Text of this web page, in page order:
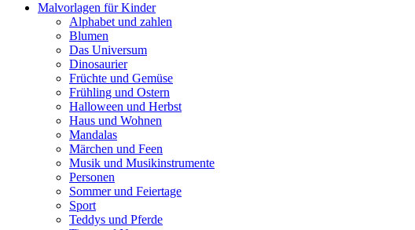
Malvorlagen für Kinder
Alphabet und zahlen
Blumen
Das Universum
Dinosaurier
Früchte und Gemüse
Frühling und Ostern
Halloween und Herbst
Haus und Wohnen
Mandalas
Märchen und Feen
Musik und Musikinstrumente
Personen
Sommer und Feiertage
Sport
Teddys und Pferde